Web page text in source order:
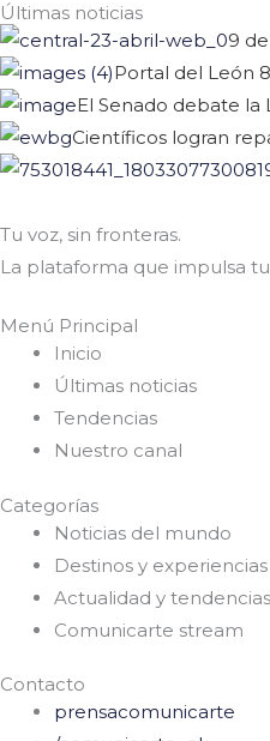
Últimas noticias
9
Portal del León
El Senado debate la
Científicos logran
Tu voz, sin fronteras.
La plataforma que impulsa
Menú Principal
Inicio
Últimas noticias
Tendencias
Nuestro canal
Categorías
Noticias del mundo
Destinos y experiencias
Actualidad y tendencias
Comunicarte stream
Contacto
prensacomunicarte